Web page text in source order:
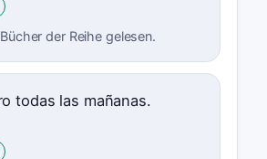
der Reihe gelesen.
todas las mañanas.